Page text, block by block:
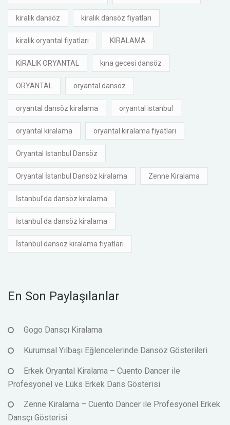
kiralık dansöz kiralık dansöz fiyatları
kiralık oryantal fiyatları KİRALAMA
KİRALIK ORYANTAL kına gecesi dansöz
ORYANTAL oryantal dansöz
oryantal dansöz kiralama oryantal istanbul
oryantal kiralama oryantal kiralama fiyatları
Oryantal İstanbul Dansöz
Oryantal İstanbul Dansöz kiralama Zenne Kiralama
İstanbul'da dansöz kiralama
İstanbul da dansöz kiralama
İstanbul dansöz kiralama fiyatları
En Son Paylaşılanlar
Gogo Dansçı Kiralama
Kurumsal Yılbaşı Eğlencelerinde Dansöz Gösterileri
Erkek Oryantal Kiralama – Cuento Dancer ile
Profesyonel ve Lüks Erkek Dans Gösterisi
Zenne Kiralama – Cuento Dancer ile Profesyonel Erkek
Dansçı Gösterisi